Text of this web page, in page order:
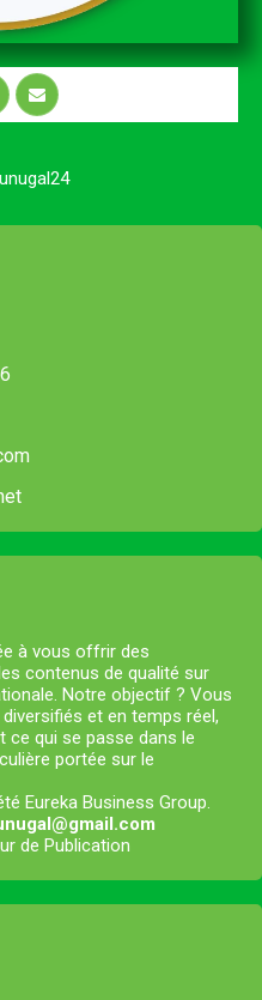
à vous offrir des
contenus de qualité sur
Notre objectif ? Vous
et en temps réel,
qui se passe dans le
portée sur le
Eureka Business Group.
de Publication